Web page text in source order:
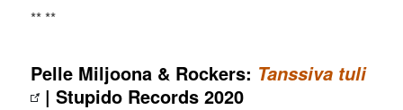
** **
Pelle Miljoona & Rockers: Tanssiva tuli
| Stupido Records 2020